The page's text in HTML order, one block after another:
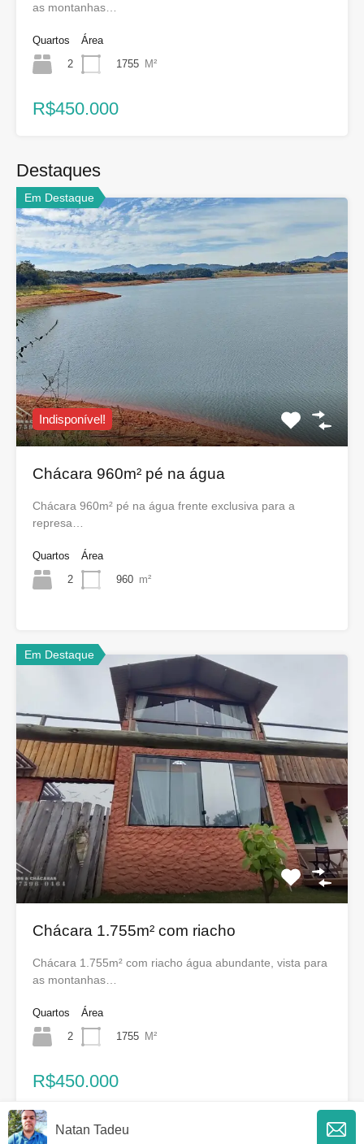
as montanhas…
Quartos
2
Área
1755 M²
R$450.000
Destaques
Em Destaque
Indisponível!
Chácara 960m² pé na água
Chácara 960m² pé na água frente exclusiva para a
represa…
Quartos
2
Área
960 m²
Em Destaque
Chácara 1.755m² com riacho
Chácara 1.755m² com riacho água abundante, vista para
as montanhas…
Quartos
2
Área
1755 M²
R$450.000
Natan Tadeu